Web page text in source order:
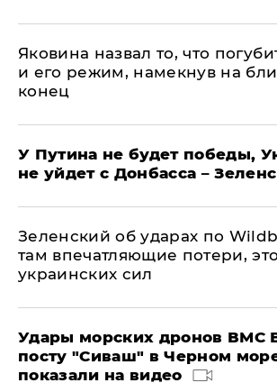
Яковина назвал то, что
и его режим, намекнув на
конец
У Путина не будет победы,
не уйдет с Донбасса –
Зеленский об ударах по
там впечатляющие потери,
украинских сил
Удары морских дронов ВМС
посту "Сиваш" в Черном
показали на видео